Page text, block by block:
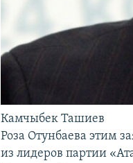
Камчыбек Ташиев
Роза Отунбаева этим
из лидеров партии